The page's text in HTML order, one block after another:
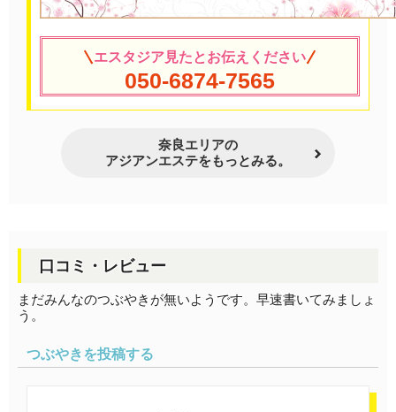
エスタジア見たとお伝えください
050-6874-7565
奈良エリアの
アジアンエステをもっとみる。
口コミ・レビュー
まだみんなのつぶやきが無いようです。早速書いてみましょ
う。
つぶやきを投稿する